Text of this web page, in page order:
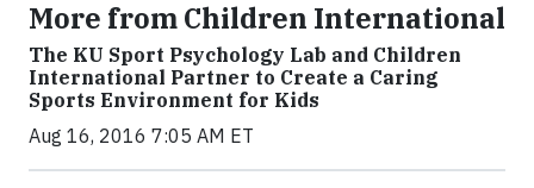
More from Children International
The KU Sport Psychology Lab and Children
International Partner to Create a Caring
Sports Environment for Kids
Aug 16, 2016 7:05 AM ET